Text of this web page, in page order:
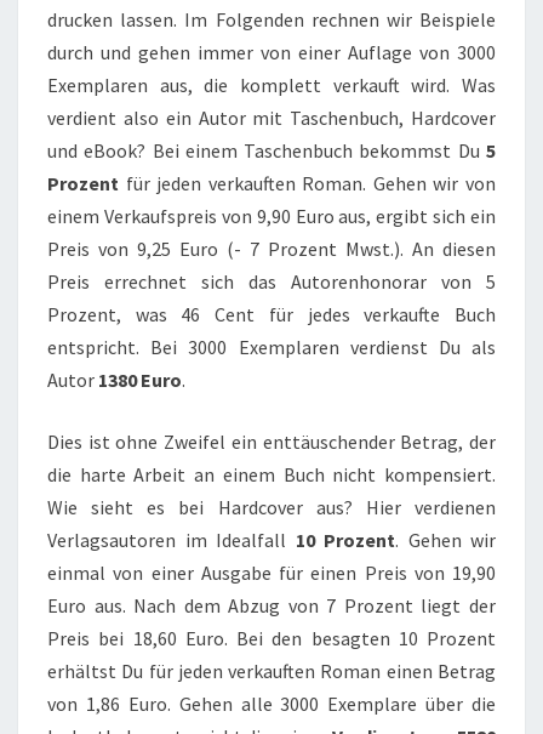
drucken lassen. Im Folgenden rechnen wir Beispiele
durch und gehen immer von einer Auflage von 3000
Exemplaren aus, die komplett verkauft wird. Was
verdient also ein Autor mit Taschenbuch, Hardcover
und eBook? Bei einem Taschenbuch bekommst Du 5
Prozent für jeden verkauften Roman. Gehen wir von
einem Verkaufspreis von 9,90 Euro aus, ergibt sich ein
Preis von 9,25 Euro (- 7 Prozent Mwst.). An diesen
Preis errechnet sich das Autorenhonorar von 5
Prozent, was 46 Cent für jedes verkaufte Buch
entspricht. Bei 3000 Exemplaren verdienst Du als
Autor 1380 Euro.
Dies ist ohne Zweifel ein enttäuschender Betrag, der
die harte Arbeit an einem Buch nicht kompensiert.
Wie sieht es bei Hardcover aus? Hier verdienen
Verlagsautoren im Idealfall 10 Prozent. Gehen wir
einmal von einer Ausgabe für einen Preis von 19,90
Euro aus. Nach dem Abzug von 7 Prozent liegt der
Preis bei 18,60 Euro. Bei den besagten 10 Prozent
erhältst Du für jeden verkauften Roman einen Betrag
von 1,86 Euro. Gehen alle 3000 Exemplare über die